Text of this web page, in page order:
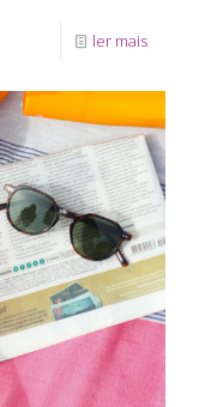
ler mais